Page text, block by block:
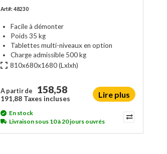
Art#: 48230
Facile à démonter
Poids 35 kg
Tablettes multi-niveaux en option
Charge admissible 500 kg
810x680x1680(Lxlxh)
A partir de 158,58
191,88 Taxes incluses Lire plus
En stock
Livraison sous 10 à 20 jours ouvrés